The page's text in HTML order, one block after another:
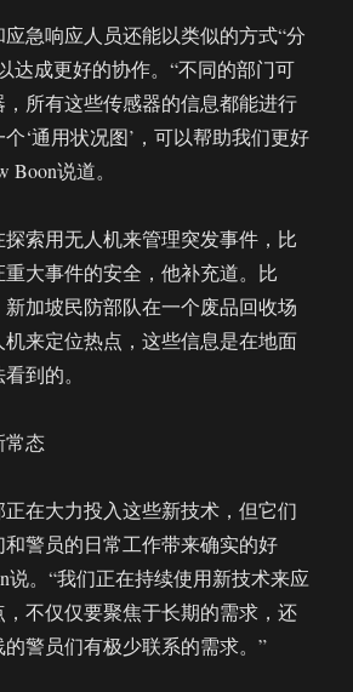
急响应人员还能以类似的方式“分
达成更好的协作。“不同的部门可
所有这些传感器的信息都能进行
‘通用状况图’，可以帮助我们更好
Boon说道。
索用无人机来管理突发事件，比
大事件的安全，他补充道。比
加坡民防部队在一个废品回收场
来定位热点，这些信息是在地面
到的。
常态
在大力投入这些新技术，但它们
警员的日常工作带来确实的好
说。“我们正在持续使用新技术来应
不仅仅要聚焦于长期的需求，还
警员们有极少联系的需求。”